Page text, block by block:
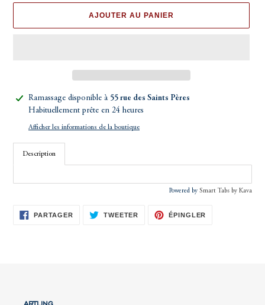
AJOUTER AU PANIER
Ajout
produit
Ramassage disponible à 55 rue des Saints Pères
Habituellement prête en 24 heures
Afficher les informations de la boutique
Description
Powered by Smart Tabs by Kava
PARTAGER PARTAGERTWEETER TWEETERÉPINGLER